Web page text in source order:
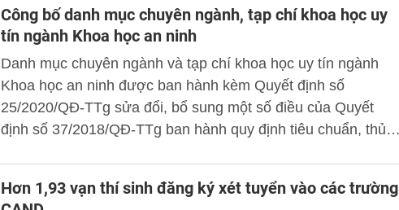
Công bố danh mục chuyên ngành, tạp chí khoa học uy
tín ngành Khoa học an ninh
Danh mục chuyên ngành và tạp chí khoa học uy tín ngành
Khoa học an ninh được ban hành kèm Quyết định số
25/2020/QĐ-TTg sửa đổi, bổ sung một số điều của Quyết
định số 37/2018/QĐ-TTg ban hành quy định tiêu chuẩn, thủ
chức danh GS, PGS.
Hơn 1,93 vạn thí sinh đăng ký xét tuyển vào các trường